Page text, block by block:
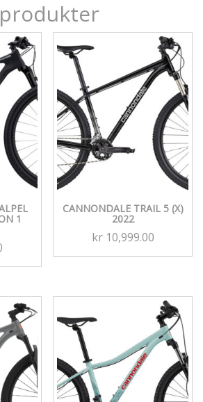
1
CANNONDALE TRAIL 5 (X)
2022
kr10,999.00